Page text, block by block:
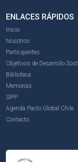
ENLACES RÁPIDOS
Inicio
Nosotros
Participantes
Objetivos de Desarrollo
Biblioteca
Memorias
SIPP
Agenda Pacto Global Chile
Contacto